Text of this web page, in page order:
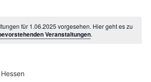
für 1.06.2025 vorgesehen. Hier geht es zu
Veranstaltungen.
Hessen